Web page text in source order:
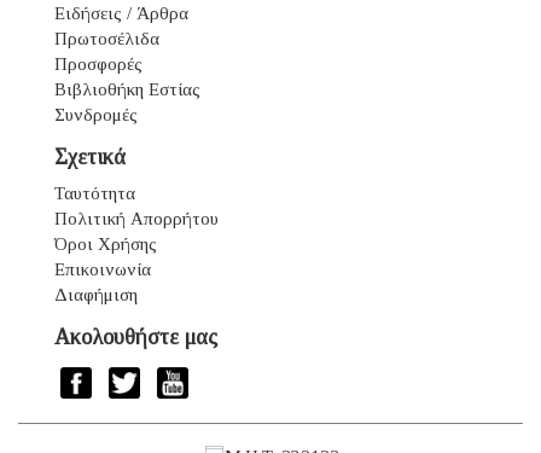
Ειδήσεις / Άρθρα
Πρωτοσέλιδα
Προσφορές
Βιβλιοθήκη Εστίας
Συνδρομές
Σχετικά
Ταυτότητα
Πολιτική Απορρήτου
Όροι Χρήσης
Επικοινωνία
Διαφήμιση
Ακολουθήστε μας